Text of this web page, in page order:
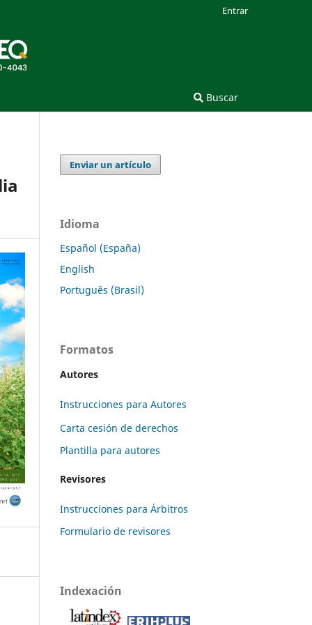
Buscar
Entrar
Enviar un artículo
Idioma
Español (España)
English
Português (Brasil)
Formatos
Autores
Instrucciones para Autores
Carta cesión de derechos
Plantilla para autores
Revisores
Instrucciones para Árbitros
Formulario de revisores
Indexación